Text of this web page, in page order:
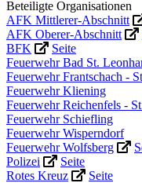
Beteiligte Organisationen
AFK Mittlerer-Abschnitt
AFK Oberer-Abschnitt
BFK
Seite
Feuerwehr Bad St.
Feuerwehr Frantschach -
Feuerwehr Kliening
Feuerwehr Reichenfels -
Feuerwehr Schiefling
Feuerwehr Wisperndorf
Feuerwehr Wolfsberg
Polizei
Seite
Rotes Kreuz
Seite